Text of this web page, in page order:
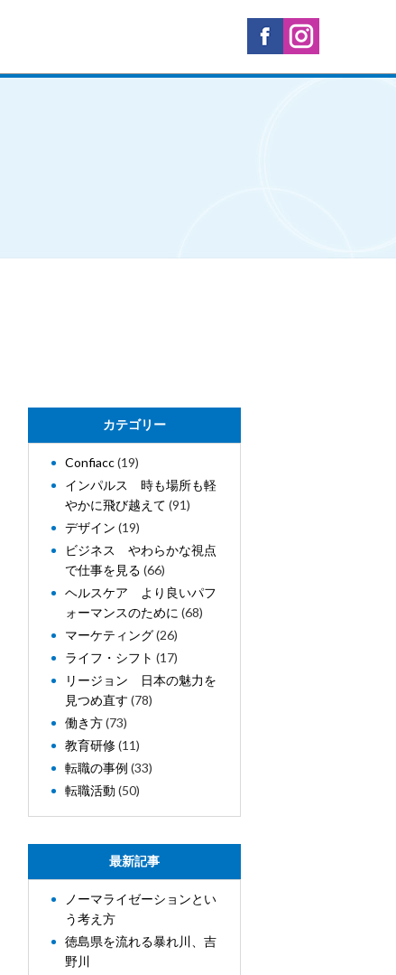
カテゴリー
Confiacc(19)
インパルス 時も場所も軽
やかに飛び越えて (91)
デザイン (19)
ビジネス やわらかな視点
で仕事を見る (66)
ヘルスケア より良いパフ
ォーマンスのために (68)
マーケティング(26)
ライフ・シフト (17)
リージョン 日本の魅力を
見つめ直す (78)
働き方(73)
教育研修(11)
転職の事例 (33)
転職活動 (50)
最新記事
ノーマライゼーションとい
う考え方
徳島県を流れる暴れ川、吉
野川